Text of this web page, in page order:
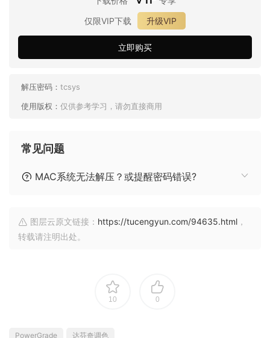
仅限VIP下载
升级VIP
立即购买
解压密码： tcsys
使用版权： 仅供参考学习，请勿直接商用
常见问题
MAC系统无法解压？或提醒密码错误?
图层云原文链接： https://tucengyun.com/94635.html ，
转载请注明出处。
10 0
PowerGrade 达芬奇调色